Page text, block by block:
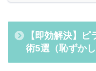
【即効解決】
術5選（恥ずかし